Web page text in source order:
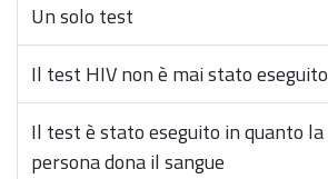
Un solo test
Il test HIV non è mai stato eseguito
Il test è stato eseguito in quanto la
persona dona il sangue